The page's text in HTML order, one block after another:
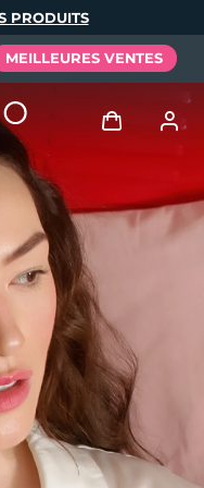
PRODUITS
MEILLEURES VENTES
Se connecter
de l'utilisateur
Mes appareils
Mes commandes
Mes adresses
Mes abonnements
Español
Português
Русский
繁體中文